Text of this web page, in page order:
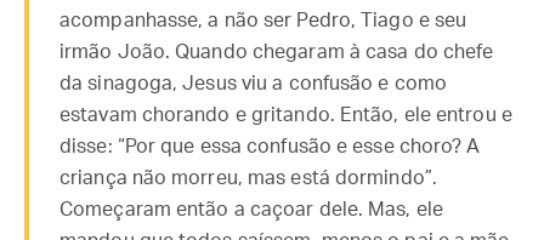
acompanhasse, a não ser Pedro, Tiago e seu
irmão João. Quando chegaram à casa do chefe
da sinagoga, Jesus viu a confusão e como
estavam chorando e gritando. Então, ele entrou e
disse: “Por que essa confusão e esse choro? A
criança não morreu, mas está dormindo”.
Começaram então a caçoar dele. Mas, ele